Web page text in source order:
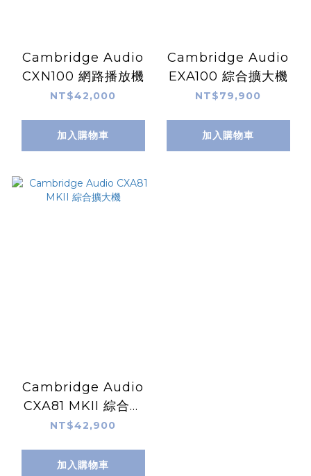
Cambridge Audio
CXN100 網路播放機
NT$42,000
加入購物車
Cambridge Audio
EXA100 綜合擴大機
NT$79,900
加入購物車
Cambridge Audio
CXA81 MKII 綜合擴
大機
NT$42,900
加入購物車